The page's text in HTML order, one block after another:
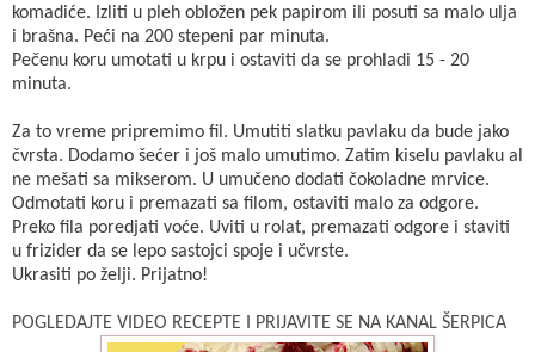
komadiće. Izliti u pleh obložen pek papirom ili posuti sa malo ulja
i brašna. Peći na 200 stepeni par minuta.
Pečenu koru umotati u krpu i ostaviti da se prohladi 15 - 20
minuta.
Za to vreme pripremimo fil. Umutiti slatku pavlaku da bude jako
čvrsta. Dodamo šećer i još malo umutimo. Zatim kiselu pavlaku al
ne mešati sa mikserom. U umučeno dodati čokoladne mrvice.
Odmotati koru i premazati sa filom, ostaviti malo za odgore.
Preko fila poredjati voće. Uviti u rolat, premazati odgore i staviti
u frizider da se lepo sastojci spoje i učvrste.
Ukrasiti po želji. Prijatno!
POGLEDAJTE VIDEO RECEPTE I PRIJAVITE SE NA KANAL ŠERPICA